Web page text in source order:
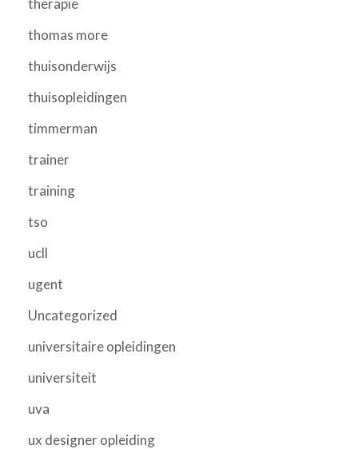
thomas more
thuisonderwijs
thuisopleidingen
timmerman
trainer
training
tso
ucll
ugent
Uncategorized
universitaire opleidingen
universiteit
uva
ux designer opleiding